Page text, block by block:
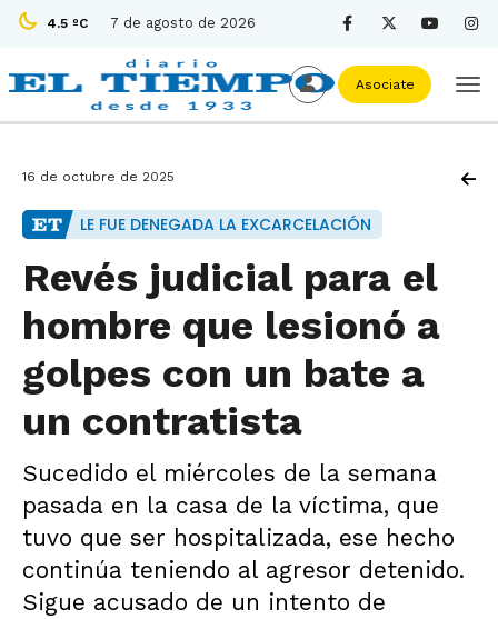
4.5 ºC 7 de agosto de 2026
Asociate
16 de octubre de 2025
LE FUE DENEGADA LA EXCARCELACIÓN
Revés judicial para el
hombre que lesionó a
golpes con un bate a
un contratista
Sucedido el miércoles de la semana
pasada en la casa de la víctima, que
tuvo que ser hospitalizada, ese hecho
continúa teniendo al agresor detenido.
Sigue acusado de un intento de